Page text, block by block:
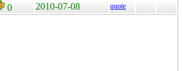
0 2010-07-08 quote